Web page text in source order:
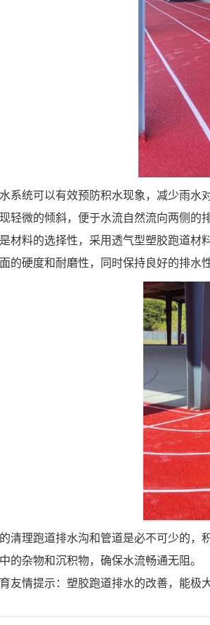
系统可以有效预防积水现象，减少雨水
轻微的倾斜，便于水流自然流向两侧的
材料的选择性，采用透气型塑胶跑道材
的硬度和耐磨性，同时保持良好的排水性
清理跑道排水沟和管道是必不可少的，
的杂物和沉积物，确保水流畅通无阻。
友情提示：塑胶跑道排水的改善，能极